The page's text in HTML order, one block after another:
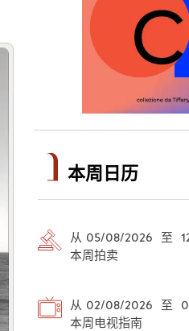
本周日历
从 05/08/2026 至
本周拍卖
从 02/08/2026 至
本周电视指南